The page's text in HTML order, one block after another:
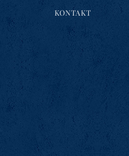
KONTAKT